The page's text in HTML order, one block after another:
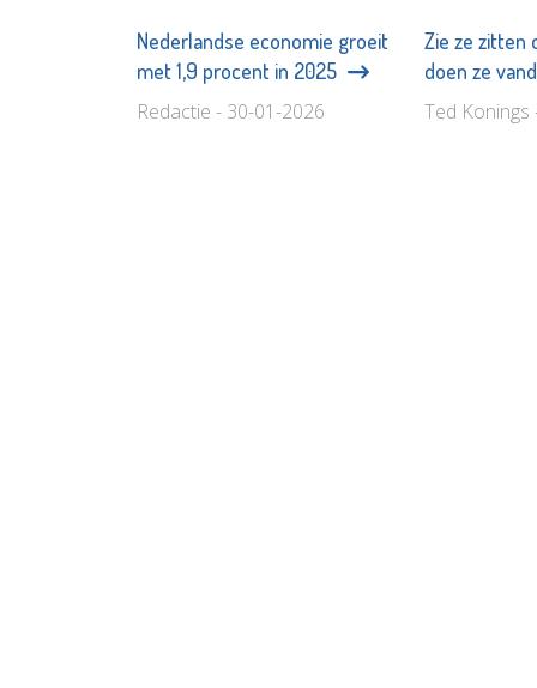
Nederlandse economie groeit
met 1,9 procent in 2025
Redactie - 30-01-2026
Zie ze zitten
doen ze
Ted Konings